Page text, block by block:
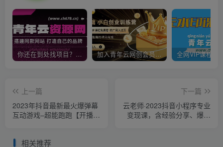
你还在到处找项目？还在当韭菜？我靠卖项目一个月收入5万+，曾经我也是个失败者。 加入青年云网创会员，全站资源免费学习。加入高级合伙人，推广日入1000+
上一篇
2023年抖音最新最火爆弹幕
互动游戏–超能跑跑【开播教
建指导】
下一篇
云老师·2023抖音小程序专业
变现课，含经验分享、爆发
相关推荐